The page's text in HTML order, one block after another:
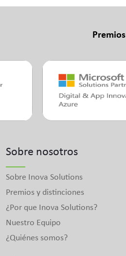
Premios
Sobre nosotros
Sobre Inova Solutions
Premios y distinciones
¿Por que Inova Solutions?
Nuestro Equipo
¿Quiénes somos?